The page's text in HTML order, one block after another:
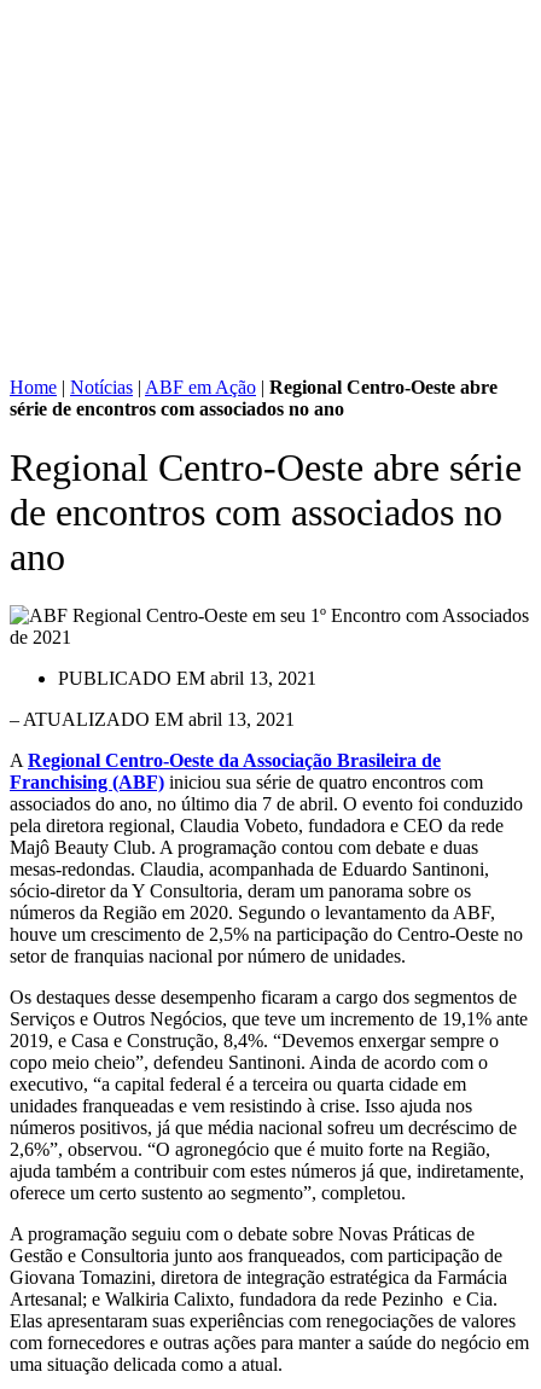
Home | Notícias | ABF em Ação | Regional Centro-Oeste abre
série de encontros com associados no ano
Regional Centro-Oeste abre série
de encontros com associados no
ano
PUBLICADO EM abril 13, 2021
– ATUALIZADO EM abril 13, 2021
A Regional Centro-Oeste da Associação Brasileira de
Franchising (ABF) iniciou sua série de quatro encontros com
associados do ano, no último dia 7 de abril. O evento foi conduzido
pela diretora regional, Claudia Vobeto, fundadora e CEO da rede
Majô Beauty Club. A programação contou com debate e duas
mesas-redondas. Claudia, acompanhada de Eduardo Santinoni,
sócio-diretor da Y Consultoria, deram um panorama sobre os
números da Região em 2020. Segundo o levantamento da ABF,
houve um crescimento de 2,5% na participação do Centro-Oeste no
setor de franquias nacional por número de unidades.
Os destaques desse desempenho ficaram a cargo dos segmentos de
Serviços e Outros Negócios, que teve um incremento de 19,1% ante
2019, e Casa e Construção, 8,4%. “Devemos enxergar sempre o
copo meio cheio”, defendeu Santinoni. Ainda de acordo com o
executivo, “a capital federal é a terceira ou quarta cidade em
unidades franqueadas e vem resistindo à crise. Isso ajuda nos
números positivos, já que média nacional sofreu um decréscimo de
2,6%”, observou. “O agronegócio que é muito forte na Região,
ajuda também a contribuir com estes números já que, indiretamente,
oferece um certo sustento ao segmento”, completou.
A programação seguiu com o debate sobre Novas Práticas de
Gestão e Consultoria junto aos franqueados, com participação de
Giovana Tomazini, diretora de integração estratégica da Farmácia
Artesanal; e Walkiria Calixto, fundadora da rede Pezinho e Cia.
Elas apresentaram suas experiências com renegociações de valores
com fornecedores e outras ações para manter a saúde do negócio em
uma situação delicada como a atual.